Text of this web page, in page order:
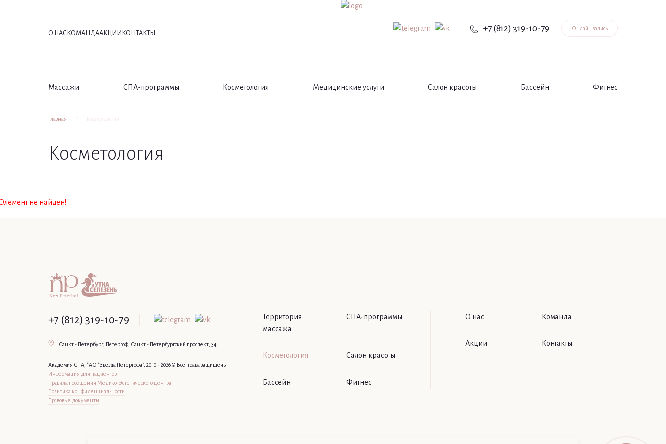
О НАС КОМАНДААКЦИИ КОНТАКТЫ +7 (812) 319-10-79 Онлайн запись
Массажи СПА-программы Косметология Медицинские услуги Салон красоты Бассейн Фитнес
Главная
Косметология
Элемент не найден!
+7 (812) 319-10-79
Санкт - Петербург, Петергоф, Санкт - Петербургский проспект, 34
Академия СПА, "АО "Звезда Петергофа", 2010 - 2026 © Все права защищены
Информация для пациентов
Правила посещения Медико-Эстетического центра
Политика конфиденциальности
Правовые документы
Территория
массажа
СПА-программы
Косметология Салон красоты
Бассейн Фитнес
О нас Команда
Акции Контакты